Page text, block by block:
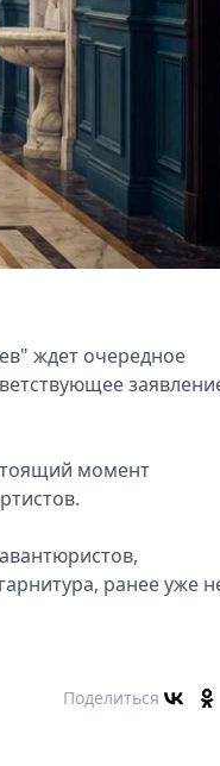
ждет очередное
момент
ранее уже
Поделиться